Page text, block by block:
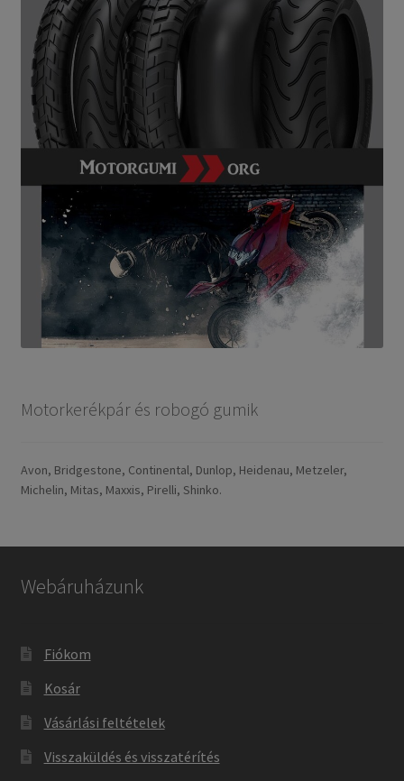
Motorkerékpár és robogó gumik
Avon, Bridgestone, Continental, Dunlop, Heidenau, Metzeler,
Michelin, Mitas, Maxxis, Pirelli, Shinko.
Webáruházunk
Fiókom
Kosár
Vásárlási feltételek
Visszaküldés és visszatérítés